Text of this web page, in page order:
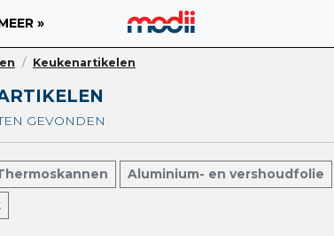
»
Keukenartikelen
GEVONDEN
Aluminium- en vershoudfolie